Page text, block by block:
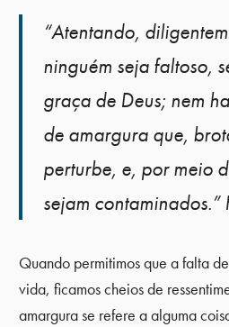
“Atentando,
ninguém seja faltoso,
graça de Deus; nem
de amargura que,
perturbe, e, por meio
sejam
Quando permitimos que a falta
vida, ficamos cheios de
amargura se refere a alguma